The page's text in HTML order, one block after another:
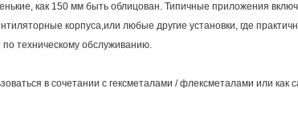
как 150 мм быть облицован. Типичные приложения
корпуса,или любые другие установки, где
техническому обслуживанию.
в сочетании с гексметалами / флексметалами или как